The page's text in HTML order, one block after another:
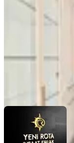
YENİ ROTA